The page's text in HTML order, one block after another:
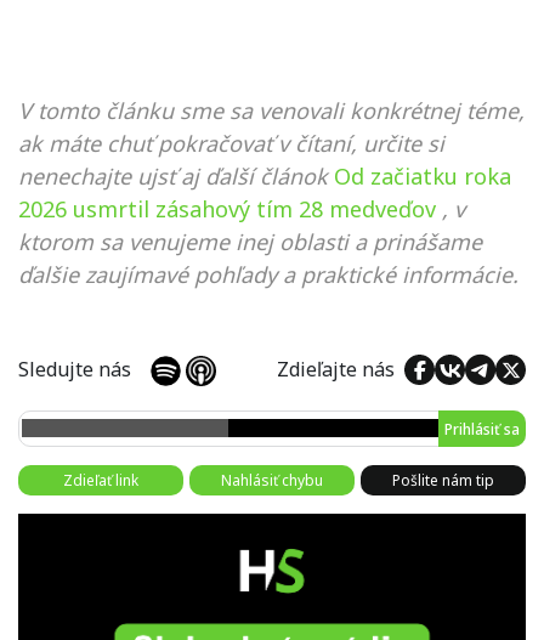
V tomto článku sme sa venovali konkrétnej téme,
ak máte chuť pokračovať v čítaní, určite si
nenechajte ujsť aj ďalší článok Od začiatku roka
2026 usmrtil zásahový tím 28 medveďov , v
ktorom sa venujeme inej oblasti a prinášame
ďalšie zaujímavé pohľady a praktické informácie.
Sledujte nás Zdieľajte nás
Prihlásiť sa
Zdieľať link Nahlásiť chybu Pošlite nám tip